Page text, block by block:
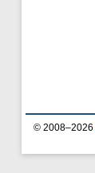
© 2008–2026